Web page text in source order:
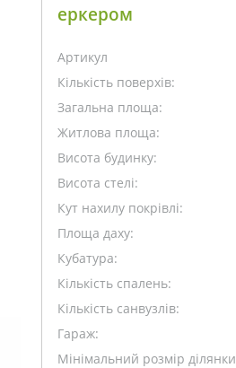
еркером
Артикул
Кількість поверхів:
Загальна площа:
Житлова площа:
Висота будинку:
Висота стелі:
Кут нахилу покрівлі:
Площа даху:
Кубатура:
Кількість спалень:
Кількість санвузлів:
Гараж:
Мінімальний розмір ділянки